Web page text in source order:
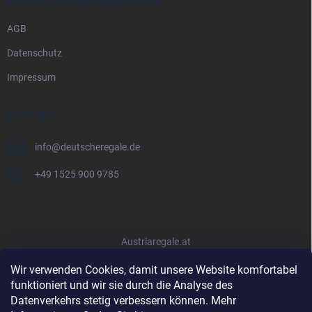
Wir verwenden Cookies, damit unsere Website komfortabel
funktioniert und wir sie durch die Analyse des
Datenverkehrs stetig verbessern können. Mehr
AGB
Datenschutz
Impressum
KONTAKT
info@deutscheregale.de
+49 1525 900 9785
Austriaregale.at